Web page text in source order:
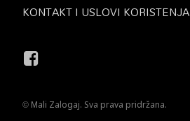
KONTAKT I USLOVI KORISTENJA
Facebook
© Mali Zalogaj. Sva prava pridržana.